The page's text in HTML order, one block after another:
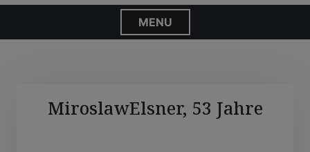
n
t
MENU
MiroslawElsner, 53 Jahre